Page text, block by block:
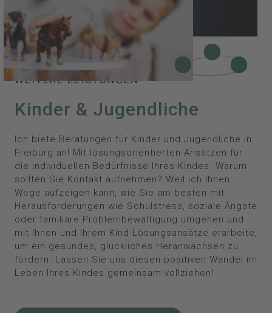
WEITERE LEISTUNGEN
Kinder & Jugendliche
Ich biete Beratungen für Kinder und Jugendliche in
Freiburg an! Mit lösungsorientierten Ansätzen für
die individuellen Bedürfnisse Ihres Kindes. Warum
sollten Sie Kontakt aufnehmen? Weil ich Ihnen
Wege aufzeigen kann, wie Sie am besten mit
Herausforderungen wie Schulstress, soziale Ängste
oder familiäre Problembewältigung umgehen und
mit Ihnen und Ihrem Kind Lösungsansätze erarbeite,
um ein gesundes, glückliches Heranwachsen zu
fördern. Lassen Sie uns diesen positiven Wandel im
Leben Ihres Kindes gemeinsam vollziehen!